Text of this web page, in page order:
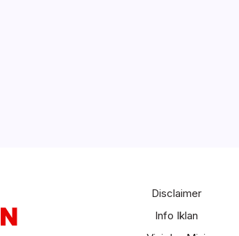
Disclaimer
Info Iklan